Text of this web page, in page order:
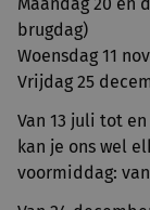
Maandag 20 en
brugdag)
Woensdag 11
Vrijdag 25
Van 13 juli tot
kan je ons wel
voormiddag: